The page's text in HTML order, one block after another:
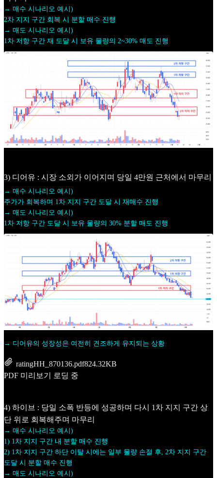
→ 매수 시나리오 예시)
2차 지지 구간 회복 시 분할 매수 진행
→ 매도 시나리오 예시)
1차 저항 구간 재 도달 시 보유 물량의 2~30% 매도 진행
3) 디어유 : 시장 소외가 이어지며 당일 4만원 근처에서 마무리
→ 매수 시나리오 예시)
주가가 회복하며 1차 지지 구간 도달 시 재매수 진행
→ 매도 시나리오 예시)
1차 저항 구간 도달 시 보유 물량의 30% 분할 매도 진행
→ 디어유의 성장성은 여전히 견조하게 유지되는 상황
ratingHH_870136.pdf824.32KB
PDF 미리보기 로딩 중
4) 하이브 : 당일 소폭 반등에 성공하며 다시 1차 지지 구간 상
단 위로 회복해주며 마무리
→ 매수 시나리오 예시)
1) 1차 지지 구간 내 분할 매수 진행
2) 1차 지지 구간 하단 이탈 시에는 일부 물량 손절 후, 2차 지지 구간
도달 시 분할 매수 진행
→ 매도 시나리오 예시)